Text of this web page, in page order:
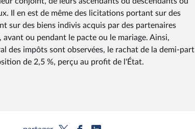
Il en est de même des licitations portant sur des
sur des biens indivis acquis par des partenaires
ou pendant le pacte ou le mariage. Ainsi,
des impôts sont observées, le rachat de la demi-part
de 2,5 %, perçu au profit de l'État.